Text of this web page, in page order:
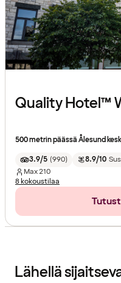
Quality Hotel™
500 metrin päässä Ålesund
3.9/5 (990) 8.9/10
Max210
8 kokoustilaa
Lähellä